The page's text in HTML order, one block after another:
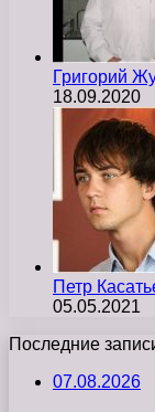
Григорий
18.09.2020
Петр
05.05.2021
Последние
07.08.2026